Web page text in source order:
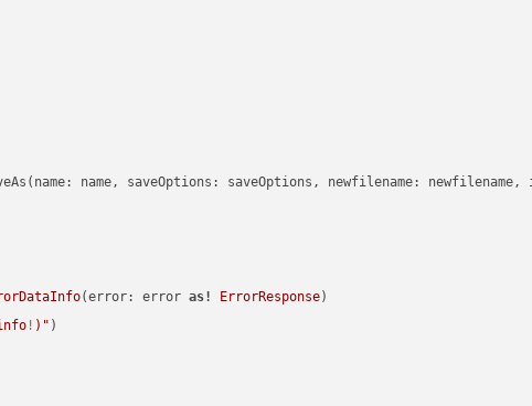
name, saveOptions: saveOptions, newfilename:
(error: error as! ErrorResponse)
! ) " )